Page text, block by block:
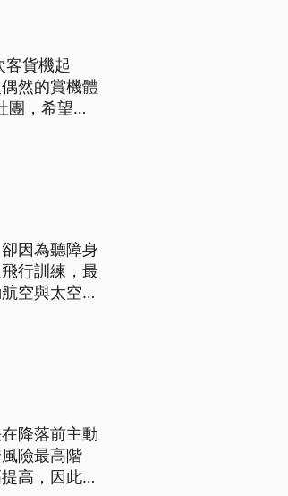
客貨機起
然的賞機體
，希望打
因為聽障身
行訓練，最
空與太空無
降落前主動
險最高階
高，因此肯